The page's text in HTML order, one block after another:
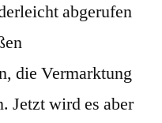
abgerufen
die Vermarktung
Jetzt wird es aber